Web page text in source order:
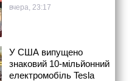
вчера, 23:17
У США випущено
знаковий 10-мільйонний
електромобіль Tesla